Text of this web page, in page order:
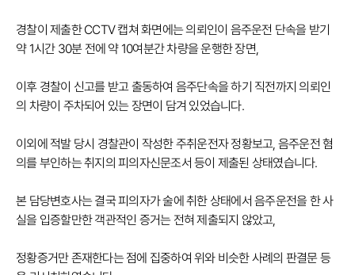
경찰이 제출한 CCTV 캡쳐 화면에는 의뢰인이 음주운전 단속을 받기
약 1시간 30분 전에 약 10여분간 차량을 운행한 장면,
이후 경찰이 신고를 받고 출동하여 음주단속을 하기 직전까지 의뢰인
의 차량이 주차되어 있는 장면이 담겨 있었습니다.
이외에 적발 당시 경찰관이 작성한 주취운전자 정황보고, 음주운전 혐
의를 부인하는 취지의 피의자신문조서 등이 제출된 상태였습니다.
본 담당변호사는 결국 피의자가 술에 취한 상태에서 음주운전을 한 사
실을 입증할만한 객관적인 증거는 전혀 제출되지 않았고,
정황증거만 존재한다는 점에 집중하여 위와 비슷한 사례의 판결문 등